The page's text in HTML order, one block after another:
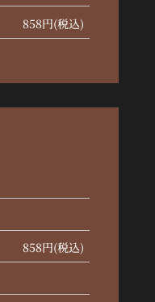
858円(税込)
858円(税込)